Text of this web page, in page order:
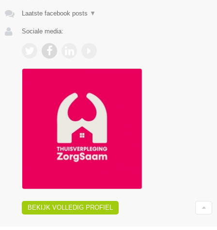
Laatste facebook posts ▼
Sociale media:
BEKIJK VOLLEDIG PROFIEL